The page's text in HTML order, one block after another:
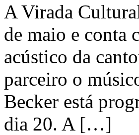
A Virada
de maio e conta
acústico da
parceiro o
Becker está
dia 20. A […]